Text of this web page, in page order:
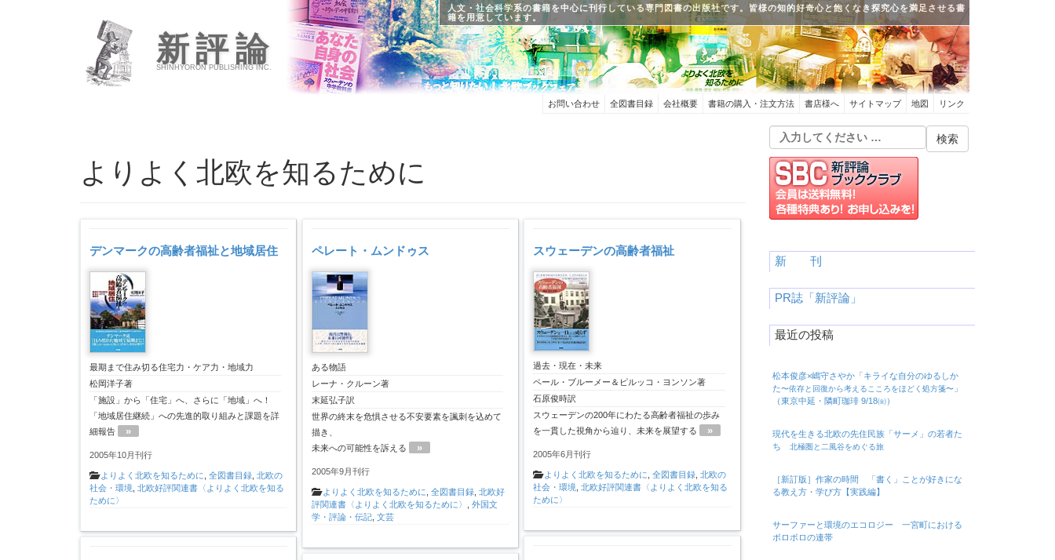
新評論
SHINHYORON PUBLISHING INC.
人文・社会科学系の書籍を中心に刊行している専門図書の出版社です。皆様の知的好奇心と飽くなき探究心を満足させる書
籍を用意しています。
お問い合わせ 全図書目録 会社概要 書籍の購入・注文方法 書店様へ サイトマップ 地図 リンク
よりよく北欧を知るために
デンマークの高齢者福祉と地域居住
最期まで住み切る住宅力・ケア力・地域力
松岡洋子著
「施設」から「住宅」へ、さらに「地域」へ！
「地域居住継続」への先進的取り組みと課題を詳
細報告
»
2005年10月刊行
よりよく北欧を知るために 全図書目録 北欧の
社会・環境 北欧好評関連書〈よりよく北欧を知る
ために〉
ペレート・ムンドゥス
ある物語
レーナ・クルーン著
末延弘子訳
世界の終末を危惧させる不安要素を諷刺を込めて
描き、
未来への可能性を訴える
»
2005年9月刊行
よりよく北欧を知るために 全図書目録, 北欧好
評関連書〈よりよく北欧を知るために〉
外国文
学・評論・伝記, 文芸
スウェーデンの高齢者福祉
過去・現在・未来
ペール・ブルーメー＆ピルッコ・ヨンソン著
石原俊時訳
スウェーデンの200年にわたる高齢者福祉の歩み
を一貫した視角から辿り、未来を展望する
»
2005年6月刊行
よりよく北欧を知るために ,全図書目録 ,北欧の
社会・環境 ,北欧好評関連書〈よりよく北欧を知る
ために〉
新 刊
PR誌「新評論」
最近の投稿
松本俊彦×嶋守さやか「キライな自分のゆるしか
た〜依存と回復から考えるこころをほどく処方箋〜」
（東京中延・隣町珈琲 9/18㈮）
現代を生きる北欧の先住民族「サーメ」の若者た
ち 北極圏と二風谷をめぐる旅
［新訂版］作家の時間 「書く」ことが好きにな
る教え方・学び方【実践編】
サーファーと環境のエコロジー 一宮町における
ボロボロの連帯